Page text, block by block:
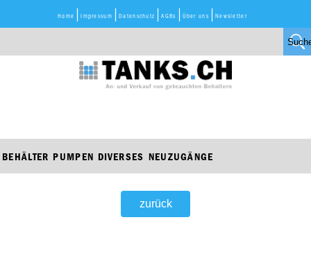
Home Impressum Datenschutz AGBs Über uns Newsletter
BEHÄLTER PUMPEN DIVERSES NEUZUGÄNGE
zurück